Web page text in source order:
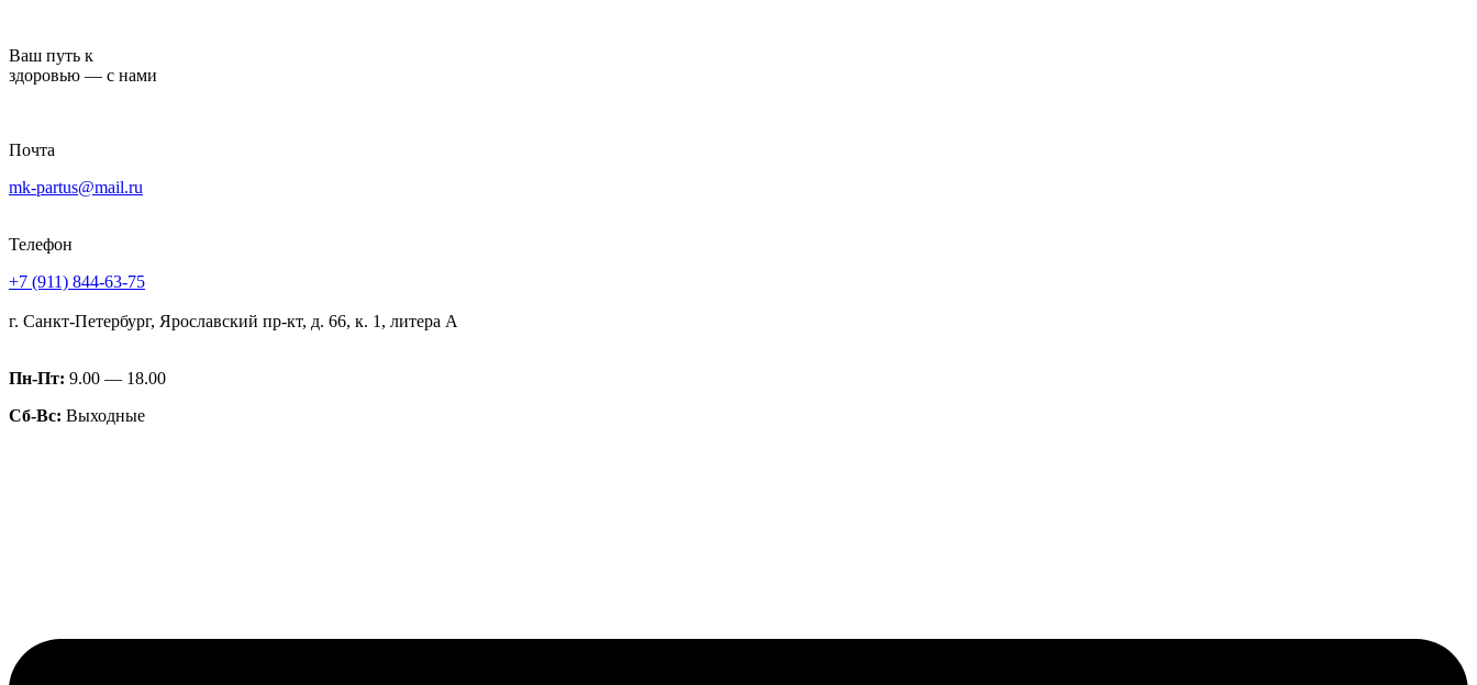
содержимому
Ваш путь к
здоровью — с нами
Почта
mk-partus@mail.ru
Телефон
+7 (911) 844-63-75
г. Санкт-Петербург, Ярославский пр-кт, д. 66, к. 1, литера А
Пн-Пт: 9.00 — 18.00
Сб-Вс: Выходные